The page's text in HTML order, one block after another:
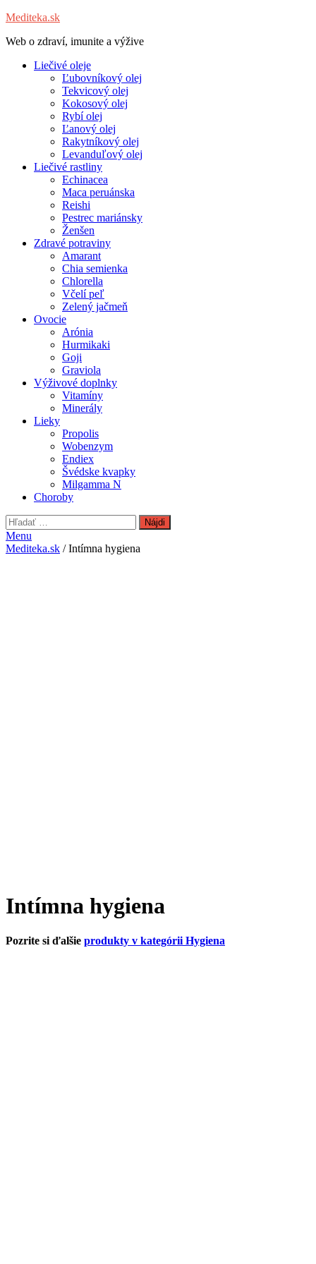
Mediteka.sk
Web o zdraví, imunite a výžive
Liečivé oleje
Ľubovníkový olej
Tekvicový olej
Kokosový olej
Rybí olej
Ľanový olej
Rakytníkový olej
Levanduľový olej
Liečivé rastliny
Echinacea
Maca peruánska
Reishi
Pestrec mariánsky
Ženšen
Zdravé potraviny
Amarant
Chia semienka
Chlorella
Včelí peľ
Zelený jačmeň
Ovocie
Arónia
Hurmikaki
Goji
Graviola
Výživové doplnky
Vitamíny
Minerály
Lieky
Propolis
Wobenzym
Endiex
Švédske kvapky
Milgamma N
Choroby
Hľadať:
Menu
Mediteka.sk / Intímna hygiena
Intímna hygiena
Pozrite si ďalšie produkty v kategórii Hygiena